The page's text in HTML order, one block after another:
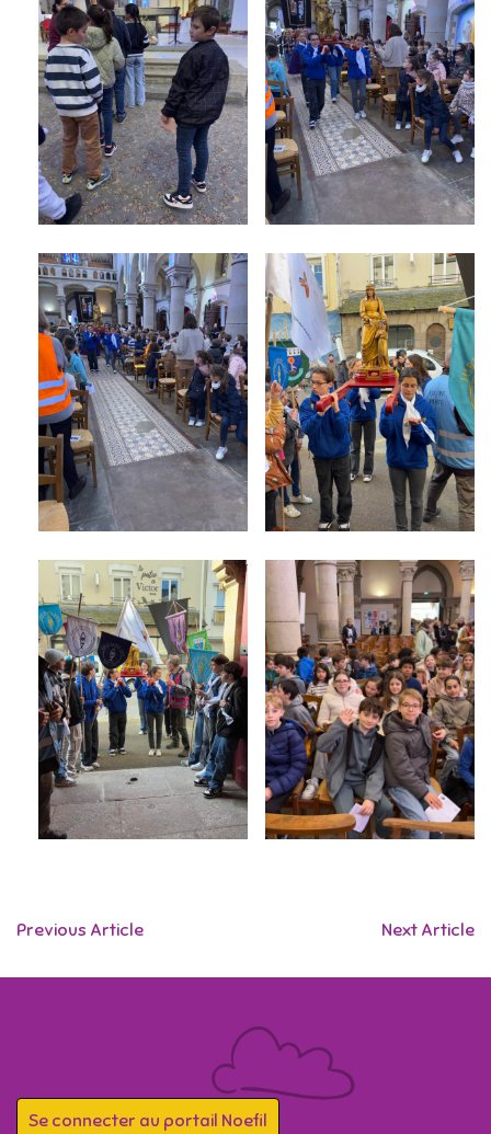
Previous Article Next Article
Se connecter au portail Noefil